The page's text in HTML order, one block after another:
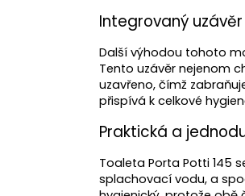
Integrovaný
Další výhodou tohoto
Tento uzávěr nejenom
uzavřeno, čímž
přispívá k celkové
Praktická a
Toaleta Porta Potti 145
splachovací vodu, a